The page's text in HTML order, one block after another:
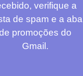
verifique a
de spam e a aba
de promoções do
Gmail.